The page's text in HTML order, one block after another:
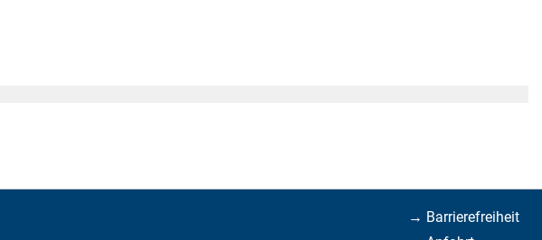
→ Barrierefreiheit